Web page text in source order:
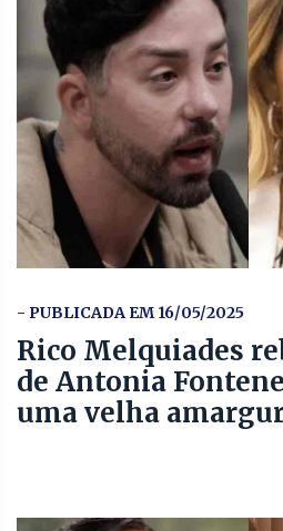
- PUBLICADA EM 16/05/2025
Rico Melquiades
de Antonia
uma velha